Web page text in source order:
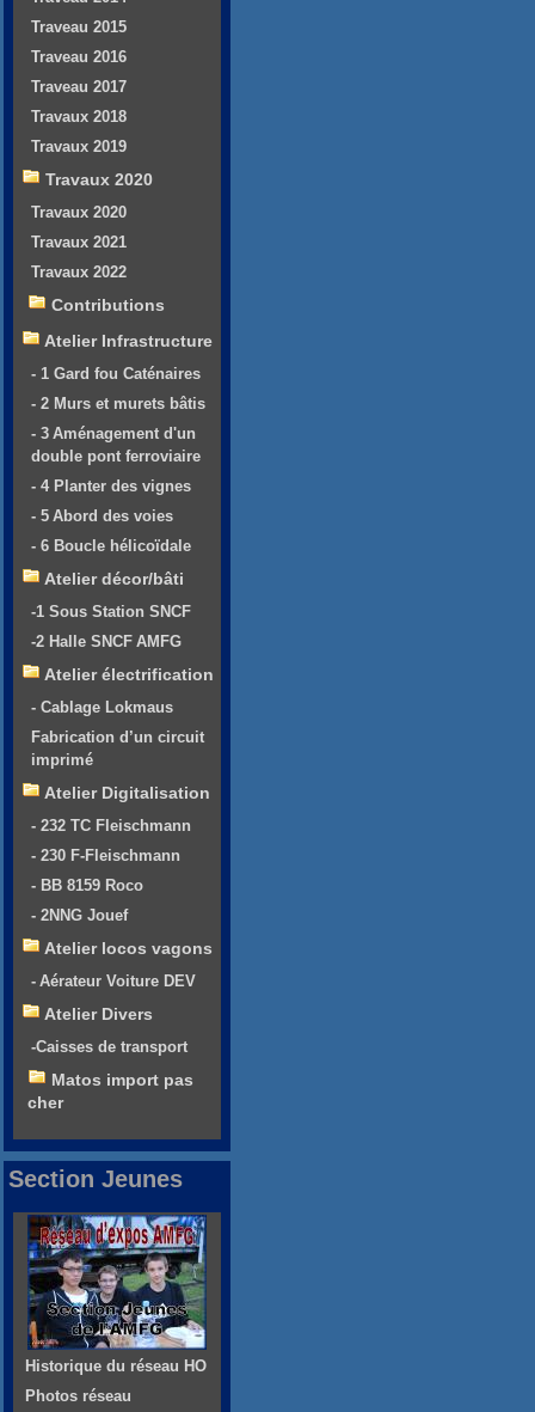
Traveau 2015
Traveau 2016
Traveau 2017
Travaux 2018
Travaux 2019
Travaux 2020
Travaux 2020
Travaux 2021
Travaux 2022
Contributions
Atelier Infrastructure
- 1 Gard fou Caténaires
- 2 Murs et murets bâtis
- 3 Aménagement d'un
double pont ferroviaire
- 4 Planter des vignes
- 5 Abord des voies
- 6 Boucle hélicoïdale
Atelier décor/bâti
-1 Sous Station SNCF
-2 Halle SNCF AMFG
Atelier électrification
- Cablage Lokmaus
Fabrication d’un circuit
imprimé
Atelier Digitalisation
- 232 TC Fleischmann
- 230 F-Fleischmann
- BB 8159 Roco
- 2NNG Jouef
Atelier locos vagons
- Aérateur Voiture DEV
Atelier Divers
-Caisses de transport
Matos import pas
cher
Section Jeunes
Historique du réseau HO
Photos réseau